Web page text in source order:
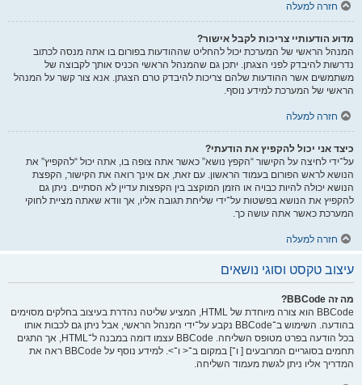
חזרה למעלה
מדוע הודעותיי צריכות לקבל אישור?
המנהל הראשי של המערכת יכול להחליט שההודעות בפורום בו אתה מנסה לכתוב
נדרשות להיבדק לפני הצגתן. יתכן גם שהמנהל הראשי הכניס אותך לקבוצה של
משתמשים אשר ההודעות שלהם צריכות להיבדק טרם הצגתן. אנא צור קשר על המנהל
הראשי של המערכת למידע נוסף.
חזרה למעלה
כיצד אני יכול להקפיץ את הודעתי?
על־ידי לחיצה על הקישור “הקפץ נושא” כאשר אתה צופה בו, אתה יכול “להקפיץ” את
הנושא לראש הפורום בעמוד הראשון. עם זאת, אם אינך רואה את הקישור, הקפצת
הנושא יכולה להיות כבויה או הזמן המוקצב בין הקפצות עדיין לא הסתיים. ניתן גם
להקפיץ את הנושא בפשטות על־ידי שליחת תגובה אליו, אך וודא שאתה מציית לחוקי
המערכת כאשר אתה עושה כך.
חזרה למעלה
עיצוב טקסט וסוגי נושאים
מה זה BBCode?
BBCode הוא צורה מיוחדת של HTML, המציע שליטה נהדרת בעיצוב בחלקים מסוימים
בהודעה. השימוש ב־BBCode נקבע על־ידי המנהל הראשי, אבל ניתן גם לכבות אותו
בכל הודעה בפרט מטופס השליחה. BBCode עצמו דומה במבנה ל־HTML, אך התגים
תחמים בסוגריים המרובעים [ ו־] במקום ב־< ו־>. למידע נוסף על BBCode ראה את
המדריך אליו ניתן לגשת מעמוד השליחה.